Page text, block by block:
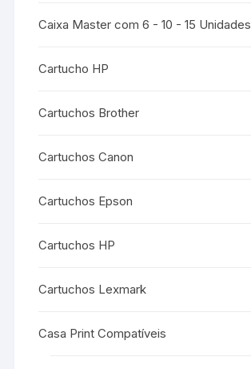
Caixa Master com 6 - 10 - 15 Unidades
Cartucho HP
Cartuchos Brother
Cartuchos Canon
Cartuchos Epson
Cartuchos HP
Cartuchos Lexmark
Casa Print Compatíveis